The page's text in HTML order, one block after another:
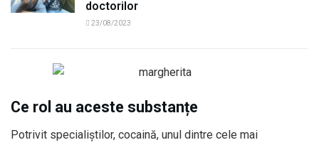
doctorilor
23/08/2023
Ce rol au aceste substanțe
Potrivit specialiștilor, cocaină, unul dintre cele mai